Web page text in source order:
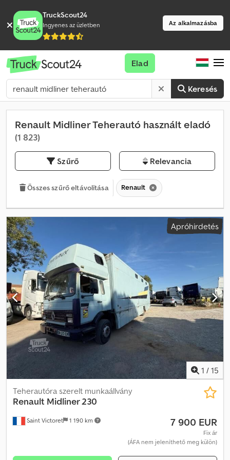
TruckScout24
Ingyenes az üzletben Az alkalmazásba
Keresés
Elad
Renault Midliner Teherautó használt eladó
(1 823)
Szűrő Relevancia
Összes szűrő eltávolítása Renault
Apróhirdetés
1 / 15
Saint Victoret 1 190 km
Teherautóra szerelt munkaállvány
Renault Midliner 230
7 900 EUR
Fix ár
(ÁFA nem jeleníthető meg külön)